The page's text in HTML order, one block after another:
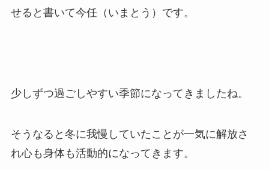
せると書いて今任（いまとう）です。
少しずつ過ごしやすい季節になってきましたね。
そうなると冬に我慢していたことが一気に解放さ
れ心も身体も活動的になってきます。